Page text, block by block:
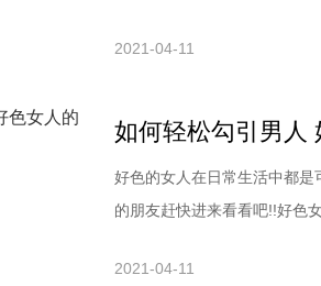
选的尺码不觉得小，一天中
2021-04-11
如何轻松勾引男人
好色的女人在日常生活中都
的朋友赶快进来看看吧!!好色
时候，他们也会把外形作为
2021-04-11